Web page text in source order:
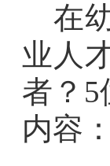
在
业人
者？5
内容